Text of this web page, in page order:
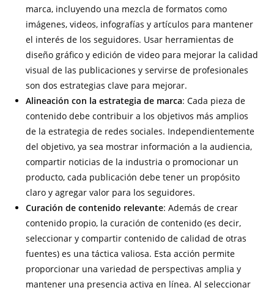
marca, incluyendo una mezcla de formatos como
imágenes, videos, infografías y artículos para mantener
el interés de los seguidores. Usar herramientas de
diseño gráfico y edición de video para mejorar la calidad
visual de las publicaciones y servirse de profesionales
son dos estrategias clave para mejorar.
Alineación con la estrategia de marca: Cada pieza de
contenido debe contribuir a los objetivos más amplios
de la estrategia de redes sociales. Independientemente
del objetivo, ya sea mostrar información a la audiencia,
compartir noticias de la industria o promocionar un
producto, cada publicación debe tener un propósito
claro y agregar valor para los seguidores.
Curación de contenido relevante: Además de crear
contenido propio, la curación de contenido (es decir,
seleccionar y compartir contenido de calidad de otras
fuentes) es una táctica valiosa. Esta acción permite
proporcionar una variedad de perspectivas amplia y
mantener una presencia activa en línea. Al seleccionar